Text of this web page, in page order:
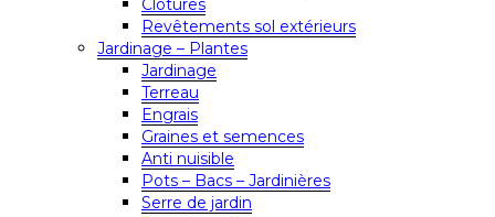
Clôtures
Revêtements sol extérieurs
Jardinage – Plantes
Jardinage
Terreau
Engrais
Graines et semences
Anti nuisible
Pots – Bacs – Jardinières
Serre de jardin